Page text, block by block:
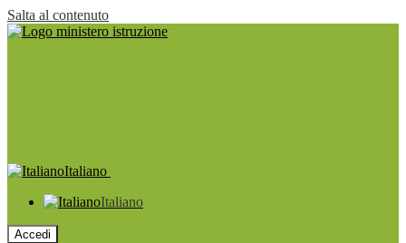
Salta al contenuto
Italiano
Italiano
Accedi